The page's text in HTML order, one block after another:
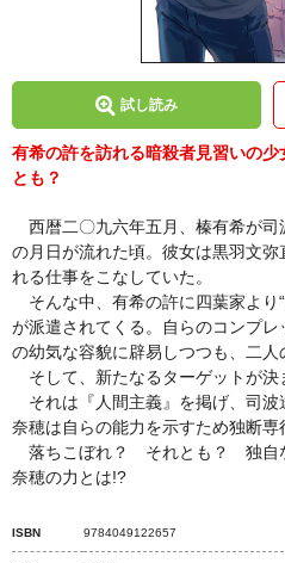
試し読み
有希の許を訪れる暗殺者見習いの
とも？
西暦二〇九六年五月、榛有希が司
の月日が流れた頃。彼女は黒羽文
れる仕事をこなしていた。
そんな中、有希の許に四葉家より
が派遣されてくる。自らのコンプ
の幼気な容貌に辟易しつつも、二人
そして、新たなるターゲットが決
それは『人間主義』を掲げ、司波
奈穂は自らの能力を示すため独断
落ちこぼれ？ それとも？ 独自
奈穂の力とは!?
ISBN 9784049122657